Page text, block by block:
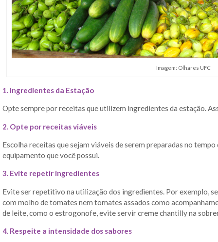
Imagem: Olhares UFC
1. Ingredientes da Estação
Opte sempre por receitas que utilizem ingredientes da estação.
2. Opte por receitas viáveis
Escolha receitas que sejam viáveis de serem preparadas no
equipamento que você possui.
3. Evite repetir ingredientes
Evite ser repetitivo na utilização dos ingredientes. Por exemplo,
com molho de tomates nem tomates assados como
de leite, como o estrogonofe, evite servir creme chantilly na
4. Respeite a intensidade dos sabores